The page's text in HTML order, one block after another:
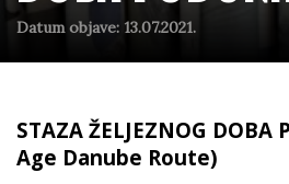
Datum objave: 13.07.2021.
STAZA ŽELJEZNOG DOBA
Age Danube Route)